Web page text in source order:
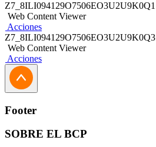
Z7_8ILI094129O7506EO3U2U9K0Q1
Web Content Viewer
Acciones
Z7_8ILI094129O7506EO3U2U9K0Q3
Web Content Viewer
Acciones
Footer
SOBRE EL BCP